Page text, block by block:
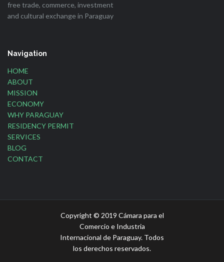
free trade, commerce, investment
and cultural exchange in Paraguay
Navigation
HOME
ABOUT
MISSION
ECONOMY
WHY PARAGUAY
RESIDENCY PERMIT
SERVICES
BLOG
CONTACT
Copyright © 2019 Cámara para el
Comercio e Industria
Internacional de Paraguay. Todos
los derechos reservados.